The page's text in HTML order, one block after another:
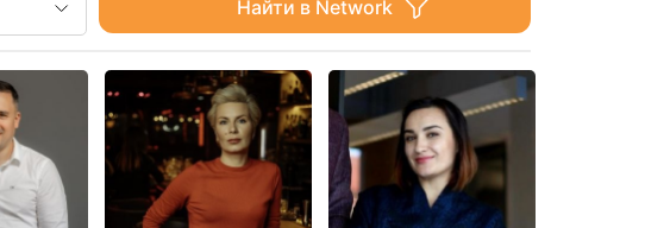
Найти в Network